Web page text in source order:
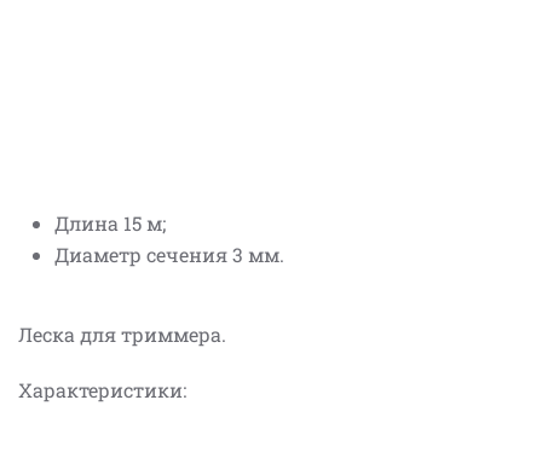
Длина 15 м;
Диаметр сечения 3 мм.
Леска для триммера.
Характеристики: